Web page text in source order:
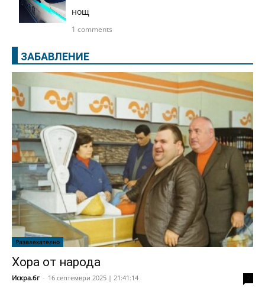
нощ
1 comments
ЗАБАВЛЕНИЕ
Развлекателно
Хора от народа
Искра.бг - 16 септември 2025 | 21:41:14